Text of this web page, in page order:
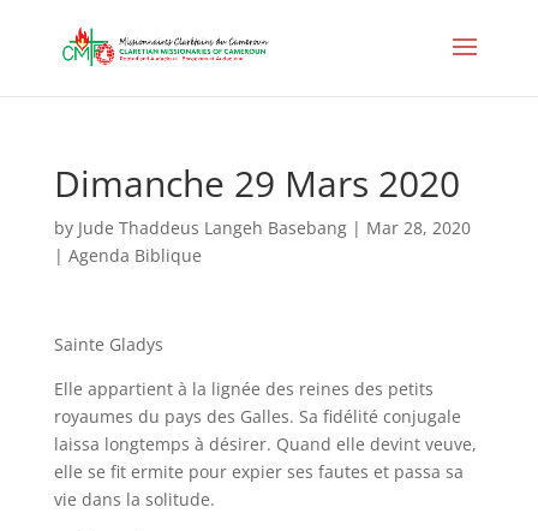
Dimanche 29 Mars 2020
by Jude Thaddeus Langeh Basebang| Mar 28, 2020
| Agenda Biblique
Sainte Gladys
Elle appartient à la lignée des reines des petits
royaumes du pays des Galles. Sa fidélité conjugale
laissa longtemps à désirer. Quand elle devint veuve,
elle se fit ermite pour expier ses fautes et passa sa
vie dans la solitude.